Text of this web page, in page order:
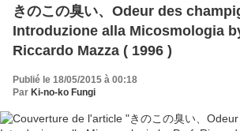
きのこの臭い、Odeur des
Introduzione alla Micosmologia
Riccardo Mazza ( 1996 )
Publié le 18/05/2015 à 00:18
Par Ki-no-ko Fungi